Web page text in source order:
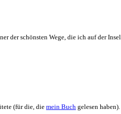
der schönsten Wege, die ich auf der Insel
(für die, die mein Buch gelesen haben).